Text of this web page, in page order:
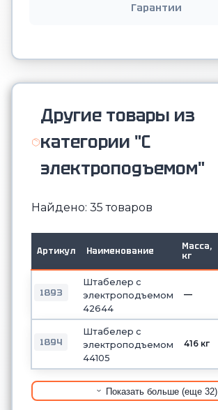
Гарантии
Другие товары из
категории "С
электроподъемом"
Найдено: 35 товаров
Артикул Наименование
Масса,
кг
1893
Штабелер с
электроподъемом
42644
—
1894
Штабелер с
электроподъемом
44105
416 кг
Показать больше (еще 32)